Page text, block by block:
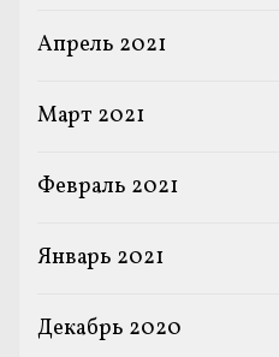
Апрель 2021
Март 2021
Февраль 2021
Январь 2021
Декабрь 2020